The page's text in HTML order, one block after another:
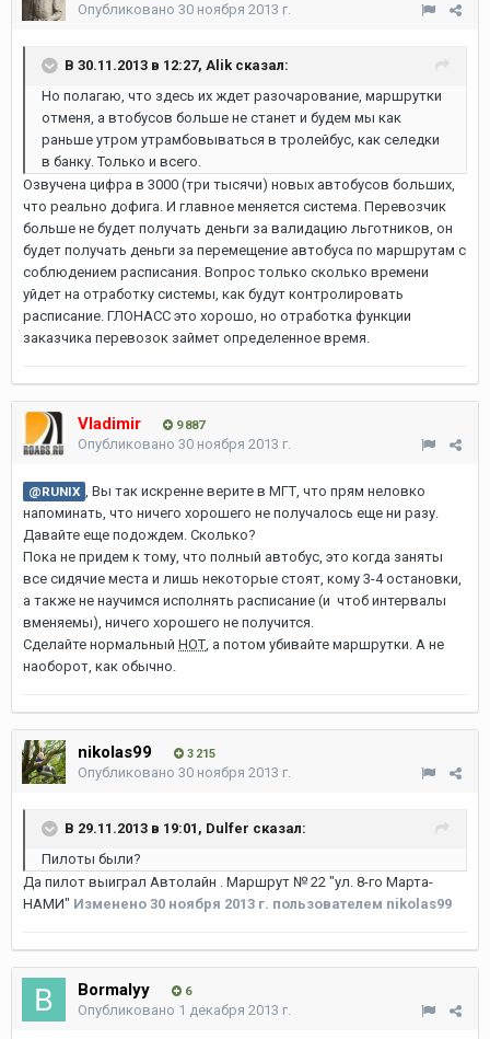
Опубликовано 30 ноября 2013 г.
В 30.11.2013 в 12:27, Alik сказал:
Но полагаю, что здесь их ждет разочарование, маршрутки
отменя, а втобусов больше не станет и будем мы как
раньше утром утрамбовываться в тролейбус, как селедки
в банку. Только и всего.
Озвучена цифра в 3000 (три тысячи) новых автобусов больших,
что реально дофига. И главное меняется система. Перевозчик
больше не будет получать деньги за валидацию льготников, он
будет получать деньги за перемещение автобуса по маршрутам с
соблюдением расписания. Вопрос только сколько времени
уйдет на отработку системы, как будут контролировать
расписание. ГЛОНАСС это хорошо, но отработка функции
заказчика перевозок займет определенное время.
Vladimir 9 887
Опубликовано 30 ноября 2013 г.
@RUNIX , Вы так искренне верите в МГТ, что прям неловко
напоминать, что ничего хорошего не получалось еще ни разу.
Давайте еще подождем. Сколько?
Пока не придем к тому, что полный автобус, это когда заняты
все сидячие места и лишь некоторые стоят, кому 3-4 остановки,
а также не научимся исполнять расписание (и чтоб интервалы
вменяемы), ничего хорошего не получится.
Сделайте нормальный НОТ, а потом убивайте маршрутки. А не
наоборот, как обычно.
nikolas99 3 215
Опубликовано 30 ноября 2013 г.
В 29.11.2013 в 19:01, Dulfer сказал:
Пилоты были?
Да пилот выиграл Автолайн . Маршрут № 22 "ул. 8-го Марта-
НАМИ" Изменено 30 ноября 2013 г. пользователем nikolas99
Bormalyy 6
Опубликовано 1 декабря 2013 г.